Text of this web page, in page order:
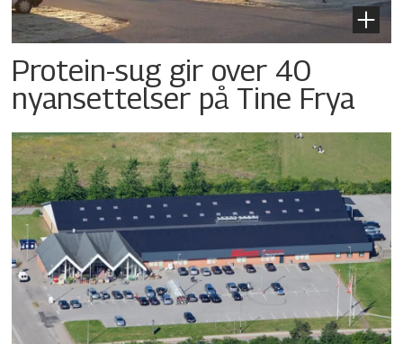
Protein-sug gir over 40
nyansettelser på Tine Frya